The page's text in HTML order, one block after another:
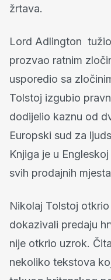
žrtava.
Lord Adlington
prozvao ratnim
usporedio sa
Tolstoj izgubio
dodijelio kaznu od
Europski sud za
Knjiga je u
svih prodajnih
Nikolaj Tolstoj
dokazivali predaju
nije otkrio uzrok.
nekoliko tekstova